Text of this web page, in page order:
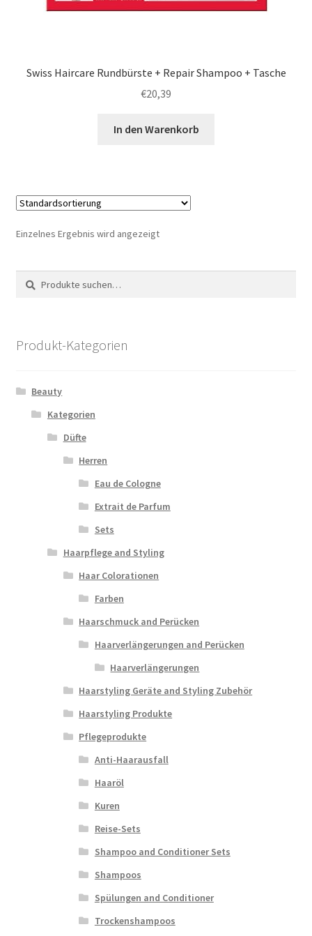
Swiss Haircare Rundbürste + Repair Shampoo + Tasche
€20,39
In den Warenkorb
Einzelnes Ergebnis wird angezeigt
Suche
nach:
Suche
Produkt-Kategorien
Beauty
Kategorien
Düfte
Herren
Eau de Cologne
Extrait de Parfum
Sets
Haarpflege and Styling
Haar Colorationen
Farben
Haarschmuck and Perücken
Haarverlängerungen and Perücken
Haarverlängerungen
Haarstyling Geräte and Styling Zubehör
Haarstyling Produkte
Pflegeprodukte
Anti-Haarausfall
Haaröl
Kuren
Reise-Sets
Shampoo and Conditioner Sets
Shampoos
Spülungen and Conditioner
Trockenshampoos